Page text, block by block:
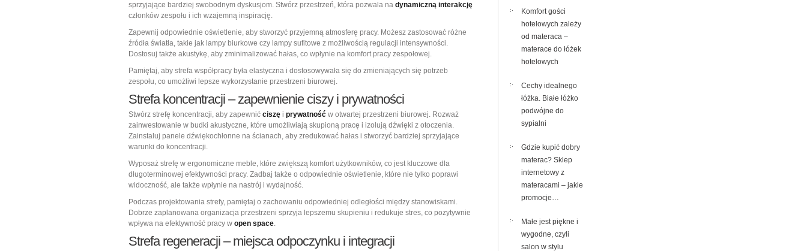
sprzyjające bardziej swobodnym dyskusjom. Stwórz przestrzeń, która pozwala na dynamiczną interakcję
członków zespołu i ich wzajemną inspirację.
Zapewnij odpowiednie oświetlenie, aby stworzyć przyjemną atmosferę pracy. Możesz zastosować różne
źródła światła, takie jak lampy biurkowe czy lampy sufitowe z możliwością regulacji intensywności.
Dostosuj także akustykę, aby zminimalizować hałas, co wpłynie na komfort pracy zespołowej.
Pamiętaj, aby strefa współpracy była elastyczna i dostosowywała się do zmieniających się potrzeb
zespołu, co umożliwi lepsze wykorzystanie przestrzeni biurowej.
Strefa koncentracji – zapewnienie ciszy i prywatności
Stwórz strefę koncentracji, aby zapewnić ciszę i prywatność w otwartej przestrzeni biurowej. Rozważ
zainwestowanie w budki akustyczne, które umożliwiają skupioną pracę i izolują dźwięki z otoczenia.
Zainstaluj panele dźwiękochłonne na ścianach, aby zredukować hałas i stworzyć bardziej sprzyjające
warunki do koncentracji.
Wyposaż strefę w ergonomiczne meble, które zwiększą komfort użytkowników, co jest kluczowe dla
długoterminowej efektywności pracy. Zadbaj także o odpowiednie oświetlenie, które nie tylko poprawi
widoczność, ale także wpłynie na nastrój i wydajność.
Podczas projektowania strefy, pamiętaj o zachowaniu odpowiedniej odległości między stanowiskami.
Dobrze zaplanowana organizacja przestrzeni sprzyja lepszemu skupieniu i redukuje stres, co pozytywnie
wpływa na efektywność pracy w open space.
Strefa regeneracji – miejsca odpoczynku i integracji
Komfort gości
hotelowych zależy
od materaca –
materace do łóżek
hotelowych
Cechy idealnego
łóżka. Białe łóżko
podwójne do
sypialni
Gdzie kupić dobry
materac? Sklep
internetowy z
materacami – jakie
promocje…
Małe jest piękne i
wygodne, czyli
salon w stylu